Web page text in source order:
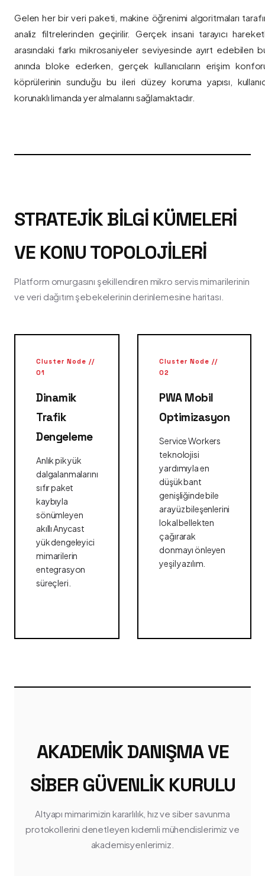
Gelen her bir veri paketi, makine öğrenimi algoritmaları
analiz filtrelerinden geçirilir. Gerçek insani tarayıcı
arasındaki farkı mikrosaniyeler seviyesinde ayırt edebilen
anında bloke ederken, gerçek kullanıcıların erişim
köprülerinin sunduğu bu ileri düzey koruma yapısı,
korunaklı limanda yer almalarını sağlamaktadır.
STRATEJIK BILGI KÜMELERI
VE KONU TOPOLOJILERI
Platform omurgasını şekillendiren mikro servis mimarilerinin
ve veri dağıtım şebekelerinin derinlemesine haritası.
Cluster Node //
01
Dinamik
Trafik
Dengeleme
Anlık pik yük
dalgalanmalarını
sıfır paket
kaybıyla
sönümleyen
akıllı Anycast
yük dengeleyici
mimarilerin
entegrasyon
süreçleri.
Cluster Node //
02
PWA Mobil
Optimizasyon
Service Workers
teknolojisi
yardımıyla en
düşük bant
genişliğinde bile
arayüz bileşenlerini
lokal bellekten
çağırarak
donmayı önleyen
yeşil yazılım.
AKADEMIK DANIŞMA VE
SIBER GÜVENLIK KURULU
Altyapı mimarimizin kararlılık, hız ve siber savunma
protokollerini denetleyen kıdemli mühendislerimiz ve
akademisyenlerimiz.